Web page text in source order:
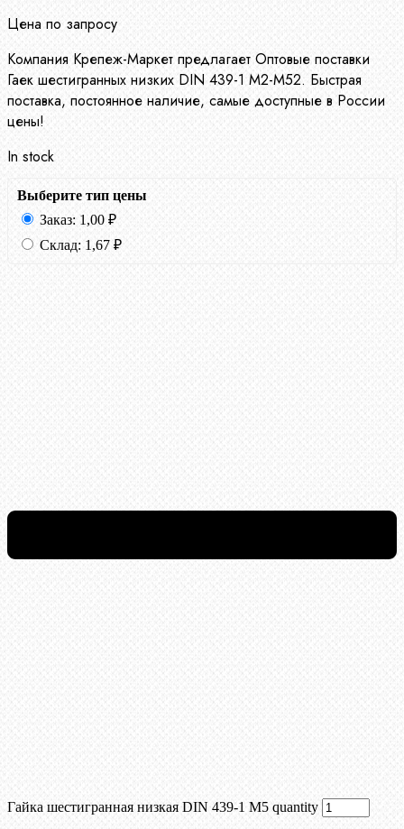
Цена по запросу
Компания Крепеж-Маркет предлагает Оптовые поставки
Гаек шестигранных низких DIN 439-1 М2-М52. Быстрая
поставка, постоянное наличие, самые доступные в России
цены!
In stock
Выберите тип цены
Заказ: 1,00 ₽
Склад: 1,67 ₽
Гайка шестигранная низкая DIN 439-1 М5 quantity